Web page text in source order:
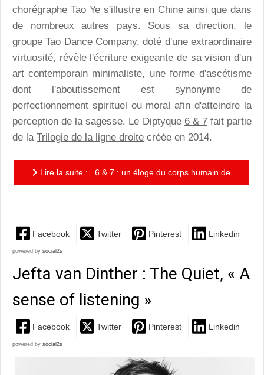
chorégraphe Tao Ye s'illustre en Chine ainsi que dans
de nombreux autres pays. Sous sa direction, le
groupe Tao Dance Company, doté d'une extraordinaire
virtuosité, révèle l'écriture exigeante de sa vision d'un
art contemporain minimaliste, une forme d'ascétisme
dont l'aboutissement est synonyme de
perfectionnement spirituel ou moral afin d'atteindre la
perception de la sagesse. Le Diptyque 6 & 7fait partie
de la Trilogie de la ligne droite créée en 2014.
Lire la suite : 6 & 7 : un éloge du corps humain de
Facebook Twitter Pinterest Linkedin
powered by social2s
Jefta van Dinther : The Quiet, « A
sense of listening »
Facebook Twitter Pinterest Linkedin
powered by social2s